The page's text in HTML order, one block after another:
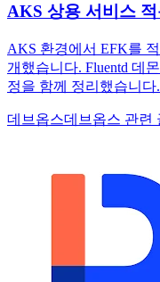
AKS 상용 서비스
AKS 환경에서 EFK를
개했습니다. Fluentd 데
정을 함께 정리했습니다.
데브옵스데브옵스 관련